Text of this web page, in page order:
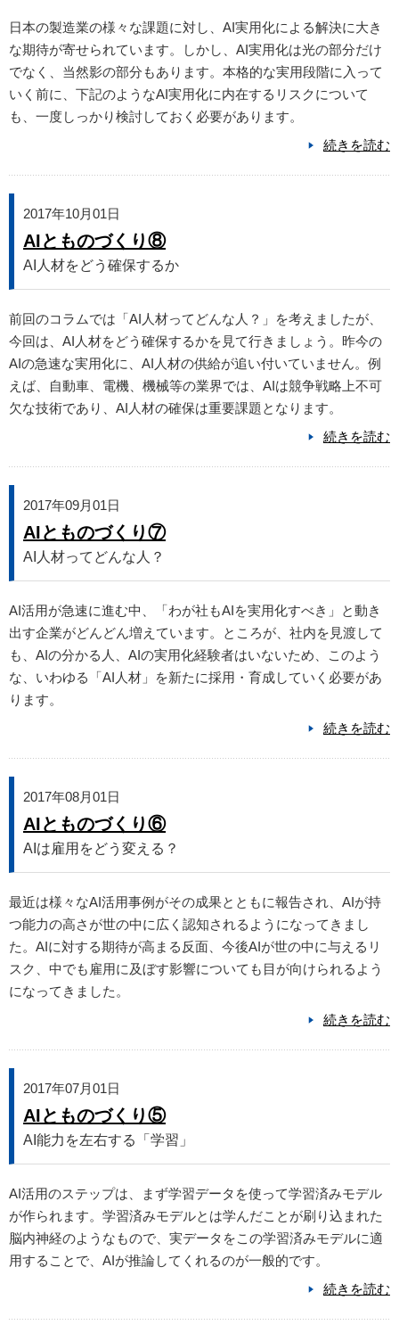
日本の製造業の様々な課題に対し、AI実用化による解決に大き
な期待が寄せられています。しかし、AI実用化は光の部分だけ
でなく、当然影の部分もあります。本格的な実用段階に入って
いく前に、下記のようなAI実用化に内在するリスクについて
も、一度しっかり検討しておく必要があります。
続きを読む
2017年10月01日
AIとものづくり⑧
AI人材をどう確保するか
前回のコラムでは「AI人材ってどんな人？」を考えましたが、
今回は、AI人材をどう確保するかを見て行きましょう。昨今の
AIの急速な実用化に、AI人材の供給が追い付いていません。例
えば、自動車、電機、機械等の業界では、AIは競争戦略上不可
欠な技術であり、AI人材の確保は重要課題となります。
続きを読む
2017年09月01日
AIとものづくり⑦
AI人材ってどんな人？
AI活用が急速に進む中、「わが社もAIを実用化すべき」と動き
出す企業がどんどん増えています。ところが、社内を見渡して
も、AIの分かる人、AIの実用化経験者はいないため、このよう
な、いわゆる「AI人材」を新たに採用・育成していく必要があ
ります。
続きを読む
2017年08月01日
AIとものづくり⑥
AIは雇用をどう変える？
最近は様々なAI活用事例がその成果とともに報告され、AIが持
つ能力の高さが世の中に広く認知されるようになってきまし
た。AIに対する期待が高まる反面、今後AIが世の中に与えるリ
スク、中でも雇用に及ぼす影響についても目が向けられるよう
になってきました。
続きを読む
2017年07月01日
AIとものづくり⑤
AI能力を左右する「学習」
AI活用のステップは、まず学習データを使って学習済みモデル
が作られます。学習済みモデルとは学んだことが刷り込まれた
脳内神経のようなもので、実データをこの学習済みモデルに適
用することで、AIが推論してくれるのが一般的です。
続きを読む